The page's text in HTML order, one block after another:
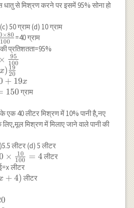
धातु से मिश्रण करने पर इसमें 95% सोना हो
50 ग्राम (d) 10 ग्राम
100
×80 =40 ग्राम
प्रतिशतता=95%
× 100
95
x) 20
19
+ 19x
150ग्राम
एक 40 लीटर मिश्रण में 10% पानी है,नए
मिश्रण में मिलाए जाने वाले पानी की
लीटर (d) 5 लीटर
\times
× 100
10 = 4लीटर
लीटर
+ 4) लीटर